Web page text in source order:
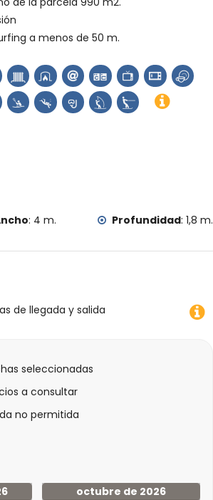
en Jávea, Costa Blanca
de la casa)
Puerto, Jávea), ruina (Molinos de
arquitectónico (Pueblo de Jávea,
de 10 kilómetros del alojamiento)
del alojamiento)
(a menos de 1000 metros de la
de 5 kilómetros de la villa)
a menos de 50 m.
: 4 m. Profundidad: 1,8 m.
de llegada y salida
seleccionadas
a consultar
no permitida
octubre de 2026